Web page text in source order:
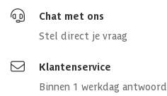
Chat met ons
Stel direct je vraag
Klantenservice
Binnen 1 werkdag antwoord